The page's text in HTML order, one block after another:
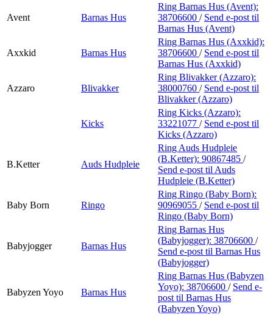
Avent Barnas Hus
Ring Barnas Hus (Avent):
38706600 / Send e-post til
Barnas Hus (Avent)
Axxkid Barnas Hus
Ring Barnas Hus (Axxkid):
38706600 / Send e-post til
Barnas Hus (Axxkid)
Azzaro Blivakker
Ring Blivakker (Azzaro):
38000760 / Send e-post til
Blivakker (Azzaro)
Kicks
Ring Kicks (Azzaro):
33221077 / Send e-post til
Kicks (Azzaro)
B.Ketter Auds Hudpleie
Ring Auds Hudpleie
(B.Ketter): 90867485 /
Send e-post til Auds
Hudpleie (B.Ketter)
Baby Born Ringo
Ring Ringo (Baby Born):
90969055 / Send e-post til
Ringo (Baby Born)
Babyjogger Barnas Hus
Ring Barnas Hus
(Babyjogger): 38706600 /
Send e-post til Barnas Hus
(Babyjogger)
Babyzen Yoyo Barnas Hus
Ring Barnas Hus (Babyzen
Yoyo): 38706600 / Send e-
post til Barnas Hus
(Babyzen Yoyo)